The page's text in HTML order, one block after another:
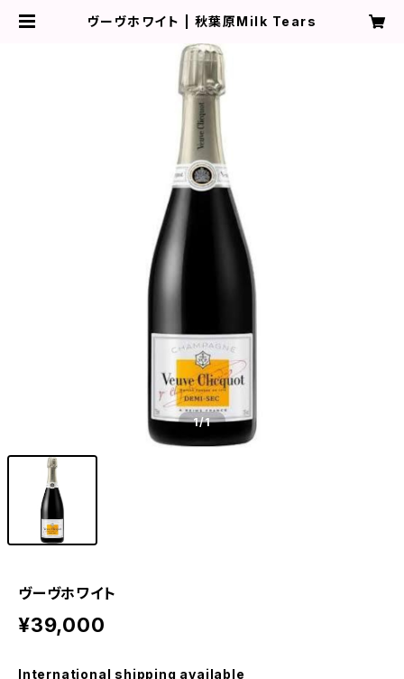
ヴーヴホワイト | 秋葉原Milk Tears
1/1
ヴーヴホワイト
¥39,000
International shipping available